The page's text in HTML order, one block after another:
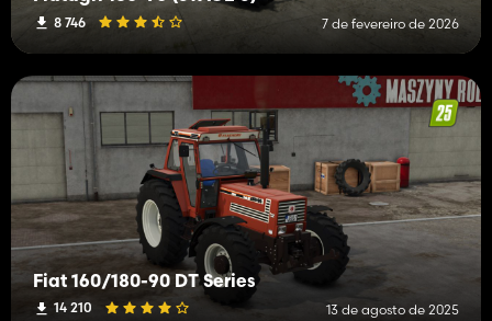
8 746 7 de fevereiro de 2026
Fiat 160/180-90 DT Series
14 210 13 de agosto de 2025